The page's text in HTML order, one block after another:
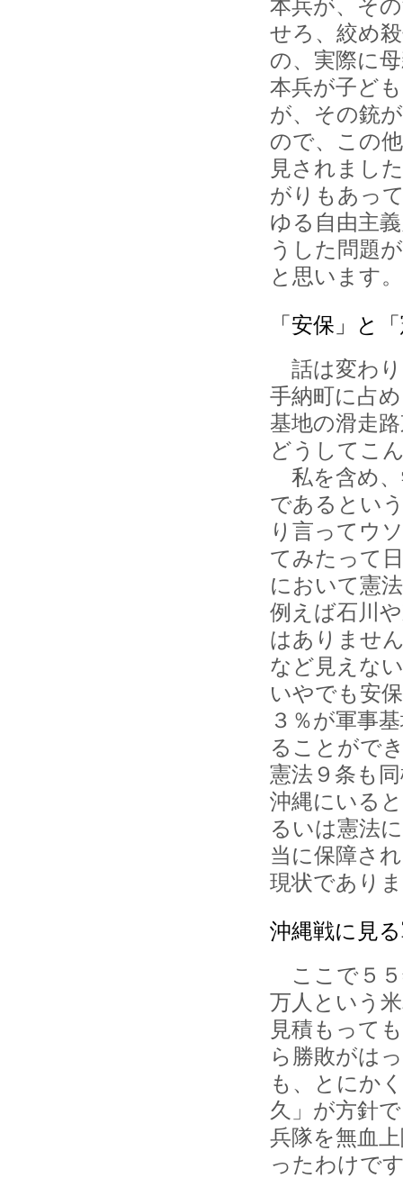
本兵が、そ
せろ、絞め
の、実際に
本兵が子ど
が、その銃
ので、この
見されまし
がりもあっ
ゆる自由主
うした問題
と思います。
「安保」と
話は変わり
手納町に占
基地の滑走
どうしてこ
私を含め、
であるとい
り言ってウ
てみたって
において憲
例えば石川
はありませ
など見えな
いやでも安
３％が軍事
ることがで
憲法９条も
沖縄にいる
るいは憲法
当に保障さ
現状であり
沖縄戦に見
ここで５５
万人という
見積もって
ら勝敗がは
も、とにか
久」が方針
兵隊を無血
ったわけで